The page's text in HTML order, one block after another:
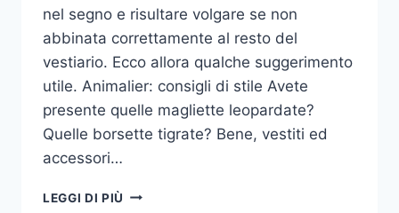
nel segno e risultare volgare se non
abbinata correttamente al resto del
vestiario. Ecco allora qualche suggerimento
utile. Animalier: consigli di stile Avete
presente quelle magliette leopardate?
Quelle borsette tigrate? Bene, vestiti ed
accessori…
LEGGI DI PIÙ STILE